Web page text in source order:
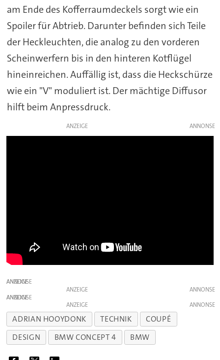
am Ende des Kofferraumdeckels sorgt wie ein
Spoiler für Abtrieb. Darunter befinden sich Teile
der Heckleuchten, die analog zu den vorderen
Scheinwerfern bis in den hinteren Kotflügel
hineinreichen. Auffällig ist, dass die Heckschürze
wie ein "V" moduliert ist. Der mächtige Diffusor
hilft beim Anpressdruck.
ANZEIGE
ANZEIGE
ANZEIGE
ANZEIGE
ANZEIGE
ADRIAN HOOYDONK TECHNIK
COUPÉ
DESIGN
BMW CONCEPT 4 BMW